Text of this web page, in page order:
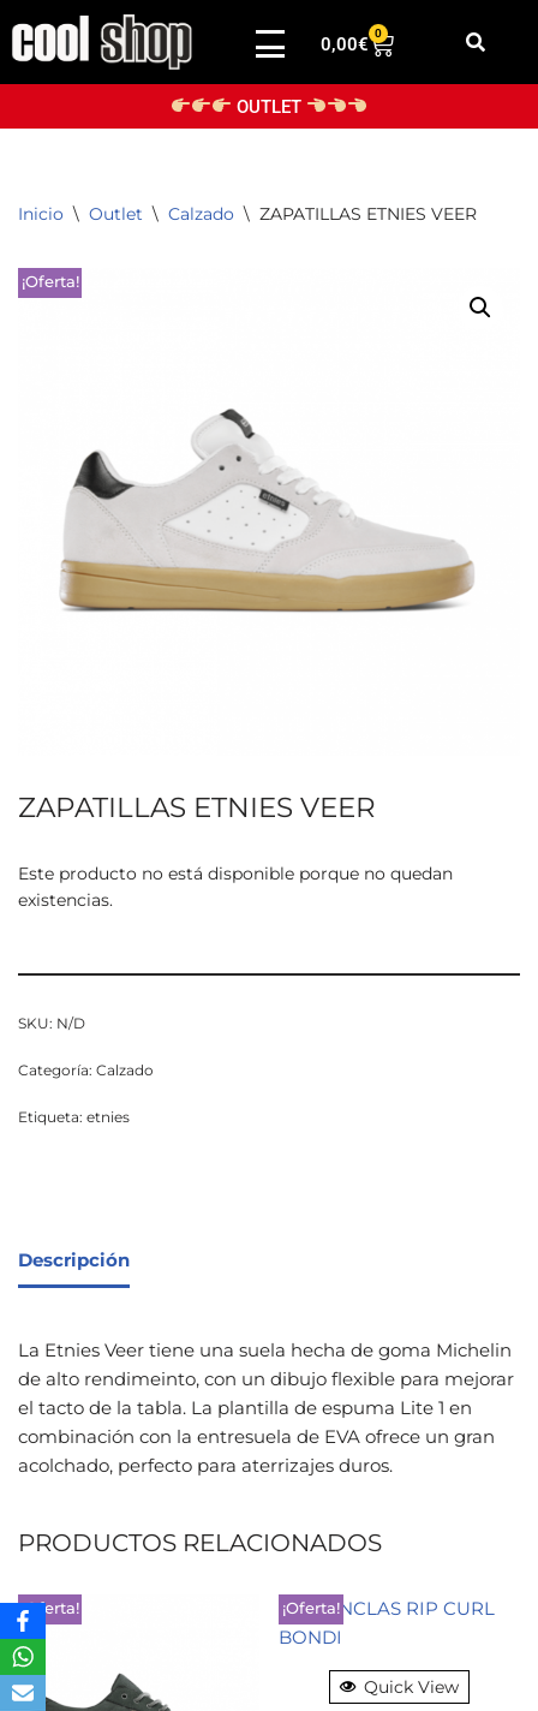
Saltar
0,00€
0
OUTLET
Inicio \ Outlet \ Calzado \ ZAPATILLAS ETNIES VEER
¡Oferta!
ZAPATILLAS ETNIES VEER
Este producto no está disponible porque no quedan
existencias.
SKU: N/D
Categoría: Calzado
Etiqueta: etnies
Descripción
La Etnies Veer tiene una suela hecha de goma Michelin
de alto rendimeinto, con un dibujo flexible para mejorar
el tacto de la tabla. La plantilla de espuma Lite 1 en
combinación con la entresuela de EVA ofrece un gran
acolchado, perfecto para aterrizajes duros.
PRODUCTOS RELACIONADOS
¡Oferta! ¡Oferta!
Quick View